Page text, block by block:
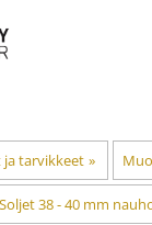
ja tarvikkeet ‪»
Soljet 38 - 40 mm